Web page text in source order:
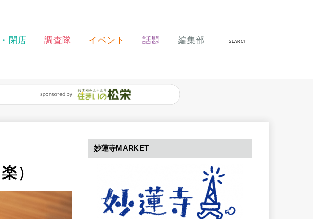
閉店 調査隊 イベント 話題 編集部 SEARCH
）
妙蓮寺MARKET